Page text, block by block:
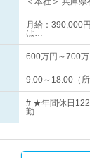
月給：390,000
は…
600万円～700万
9:00～18:00（
# ★年間休日
勤…